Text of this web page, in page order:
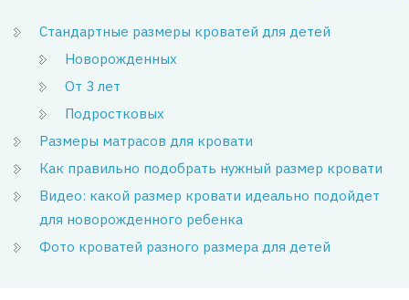
Стандартные размеры кроватей для детей
Новорожденных
От 3 лет
Подростковых
Размеры матрасов для кровати
Как правильно подобрать нужный размер кровати
Видео: какой размер кровати идеально подойдет
для новорожденного ребенка
Фото кроватей разного размера для детей